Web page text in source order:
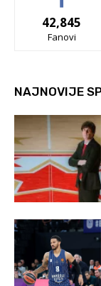
42,845
Fanovi
NAJNOVIJE